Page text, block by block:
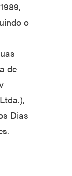
o
de
Dias